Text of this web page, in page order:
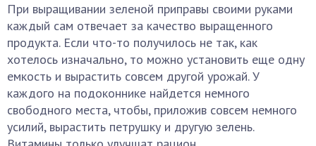
При выращивании зеленой приправы своими руками
каждый сам отвечает за качество выращенного
продукта. Если что-то получилось не так, как
хотелось изначально, то можно установить еще одну
емкость и вырастить совсем другой урожай. У
каждого на подоконнике найдется немного
свободного места, чтобы, приложив совсем немного
усилий, вырастить петрушку и другую зелень.